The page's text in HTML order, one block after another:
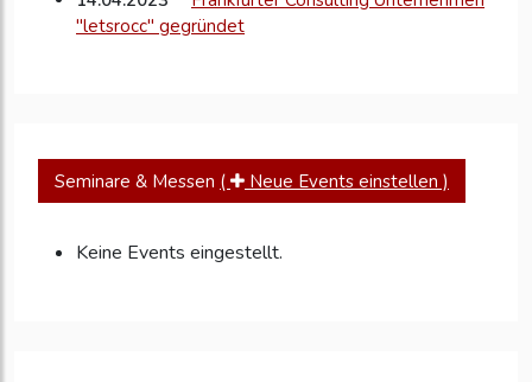
"letsrocc" gegründet
Seminare & Messen ( Neue Events einstellen )
Keine Events eingestellt.